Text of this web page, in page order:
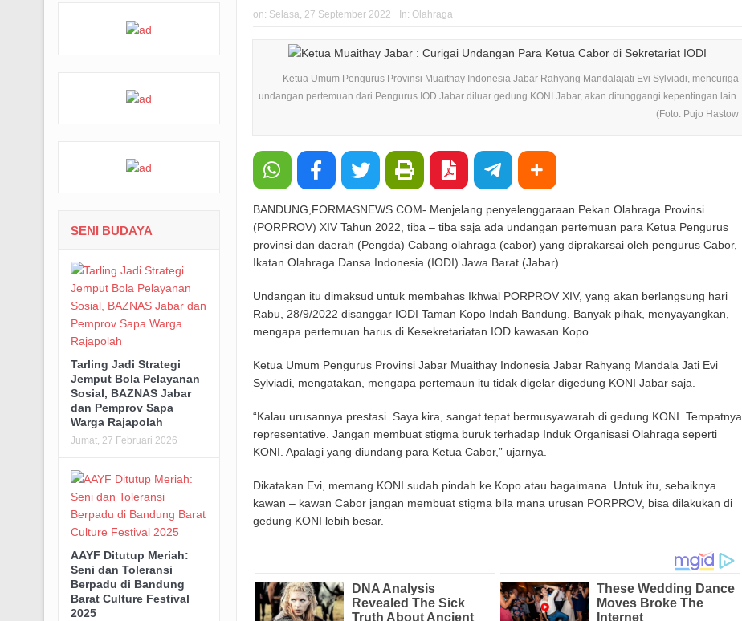
on: Selasa, 27 September 2022 In: Olahraga
Ketua Umum Pengurus Provinsi Muaithay Indonesia Jabar Rahyang Mandalajati Evi Sylviadi, mencuriga
undangan pertemuan dari Pengurus IOD Jabar diluar gedung KONI Jabar, akan ditunggangi kepentingan lain.
(Foto: Pujo Hastow
BANDUNG,FORMASNEWS.COM- Menjelang penyelenggaraan Pekan Olahraga Provinsi
(PORPROV) XIV Tahun 2022, tiba – tiba saja ada undangan pertemuan para Ketua Pengurus
provinsi dan daerah (Pengda) Cabang olahraga (cabor) yang diprakarsai oleh pengurus Cabor,
Ikatan Olahraga Dansa Indonesia (IODI) Jawa Barat (Jabar).
Undangan itu dimaksud untuk membahas Ikhwal PORPROV XIV, yang akan berlangsung hari
Rabu, 28/9/2022 disanggar IODI Taman Kopo Indah Bandung. Banyak pihak, menyayangkan,
mengapa pertemuan harus di Kesekretariatan IOD kawasan Kopo.
Ketua Umum Pengurus Provinsi Jabar Muaithay Indonesia Jabar Rahyang Mandala Jati Evi
Sylviadi, mengatakan, mengapa pertemaun itu tidak digelar digedung KONI Jabar saja.
“Kalau urusannya prestasi. Saya kira, sangat tepat bermusyawarah di gedung KONI. Tempatnya
representative. Jangan membuat stigma buruk terhadap Induk Organisasi Olahraga seperti
KONI. Apalagi yang diundang para Ketua Cabor,” ujarnya.
Dikatakan Evi, memang KONI sudah pindah ke Kopo atau bagaimana. Untuk itu, sebaiknya
kawan – kawan Cabor jangan membuat stigma bila mana urusan PORPROV, bisa dilakukan di
gedung KONI lebih besar.
SENI BUDAYA
Tarling Jadi Strategi
Jemput Bola Pelayanan
Sosial, BAZNAS Jabar
dan Pemprov Sapa
Warga Rajapolah
Jumat, 27 Februari 2026
AAYF Ditutup Meriah:
Seni dan Toleransi
Berpadu di Bandung
Barat Culture Festival
2025